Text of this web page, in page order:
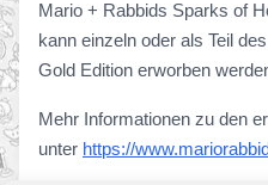
Mario + Rabbids Sparks of
kann einzeln oder als Teil
Gold Edition erworben
Mehr Informationen zu den
unter https://